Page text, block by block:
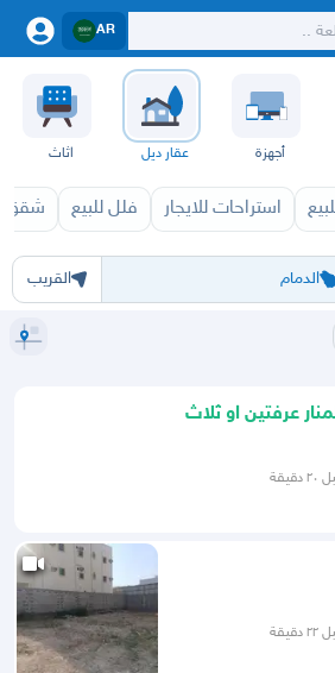
AR
أجهزة عقار ديل اثاث
استراحات للايجار فلل للبيع شقق
الدمام
الباطن أبها عسير الباحة
القريب
عرفتين او ثلاث
دقيقة
دقيقة